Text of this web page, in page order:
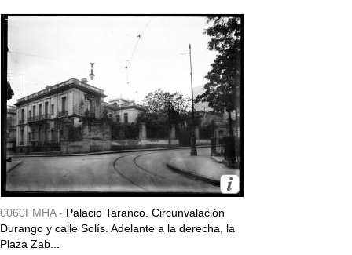
0060FMHA - Palacio Taranco. Circunvalación
Durango y calle Solís. Adelante a la derecha, la
Plaza Zab...